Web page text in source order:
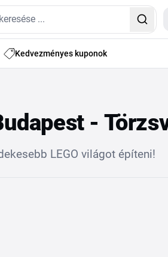
Kedvezményes kuponok
-
LEGO világot építeni!